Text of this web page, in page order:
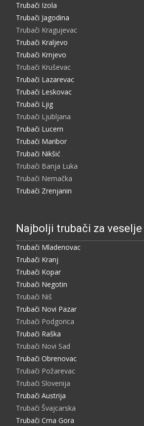
Trubači Izola
Trubači Jagodina
Trubači Kragujevac
Trubači Kraljevo
Trubači Krnjevo
Trubači Kruševac
Trubači Lazarevac
Trubači Leskovac
Trubači Ljig
Trubači Ljubljana
Trubači Lucern
Trubači Maribor
Trubači Nikšić
Trubači Banja Luka
Trubači Nemačka
Trubači Zrenjanin
Najbolji trubači za veselje
Trubači Mladenovac
Trubači Kranj
Trubači Kopar
Trubači Negotin
Trubači Niš
Trubači Novi Pazar
Trubači Podgorica
Trubači Raška
Trubači Novi Sad
Trubači Obrenovac
Trubači Požarevac
Trubači Slovenija
Trubači Austrija
Trubači Švajcarska
Trubači Crna Gora